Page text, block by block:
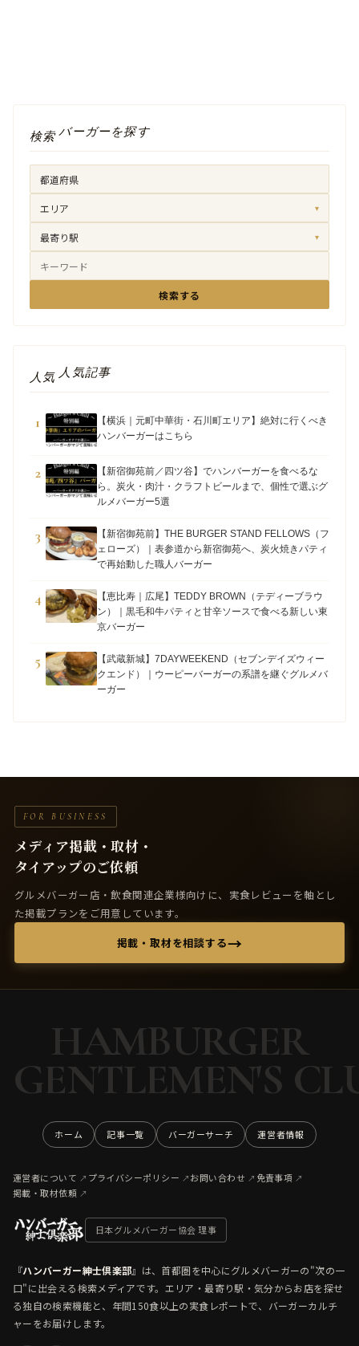
検索 バーガーを探す
エリア ▾
最寄り駅 ▾
検索する
人気 人気記事
1
【横浜｜元町中華街・石川町エリア】絶対に行くべき
ハンバーガーはこちら
2
【新宿御苑前／四ツ谷】でハンバーガーを食べるな
ら。炭火・肉汁・クラフトビールまで、個性で選ぶグ
ルメバーガー5選
3
【新宿御苑前】THE BURGER STAND FELLOWS（フ
ェローズ）｜表参道から新宿御苑へ、炭火焼きパティ
で再始動した職人バーガー
4
【恵比寿｜広尾】TEDDY BROWN（テディーブラウ
ン）｜黒毛和牛パティと甘辛ソースで食べる新しい東
京バーガー
5
【武蔵新城】7DAYWEEKEND（セブンデイズウィー
クエンド）｜ウーピーバーガーの系譜を継ぐグルメバ
ーガー
FOR BUSINESS
メディア掲載・取材・
タイアップのご依頼
グルメバーガー店・飲食関連企業様向けに、実食レビューを軸とし
た掲載プランをご用意しています。
掲載・取材を相談する→
HAMBURGER
GENTLEMEN'S
ホーム 記事一覧 バーガーサーチ 運営者情報
運営者について プライバシーポリシー お問い合わせ
免責事項
掲載・取材依頼
日本グルメバーガー協会 理事
『ハンバーガー紳士倶楽部』は、首都圏を中心にグルメバーガーの"次の一
口"に出会える検索メディアです。エリア・最寄り駅・気分からお店を探せ
る独自の検索機能と、年間150食以上の実食レポートで、バーガーカルチ
ャーをお届けします。